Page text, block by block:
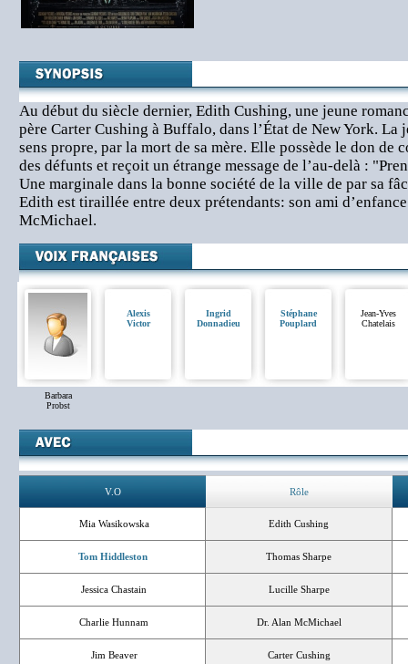
Au début du siècle dernier, Edith Cushing, une jeune
père Carter Cushing à Buffalo, dans l’État de New York. La
sens propre, par la mort de sa mère. Elle possède le don de
des défunts et reçoit un étrange message de l’au-delà :
Une marginale dans la bonne société de la ville de par sa
Edith est tiraillée entre deux prétendants: son ami
McMichael.
Barbara
Probst
Alexis
Victor
Ingrid
Donnadieu
Stéphane
Pouplard
Jean-Yves
Chatelais
V.O Rôle
Mia Wasikowska Edith Cushing
Tom Hiddleston Thomas Sharpe
Jessica Chastain Lucille Sharpe
Charlie Hunnam Dr. Alan McMichael
Jim Beaver Carter Cushing